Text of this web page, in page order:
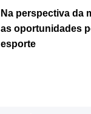
Na perspectiva da
as oportunidades
esporte